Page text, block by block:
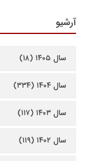
آرشیو
سال ۱۴۰۵ (۱۸)
سال ۱۴۰۴ (۳۳۴)
سال ۱۴۰۳ (۱۱۷)
سال ۱۴۰۲ (۱۱۹)